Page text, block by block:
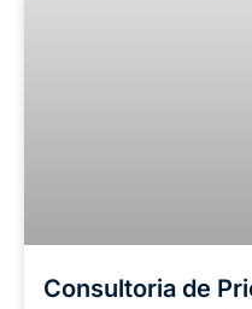
Consultoria de